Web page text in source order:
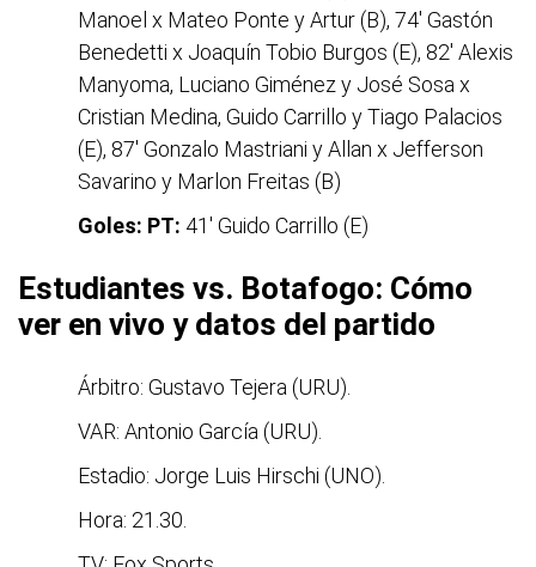
Manoel x Mateo Ponte y Artur (B), 74' Gastón
Benedetti x Joaquín Tobio Burgos (E), 82' Alexis
Manyoma, Luciano Giménez y José Sosa x
Cristian Medina, Guido Carrillo y Tiago Palacios
(E), 87' Gonzalo Mastriani y Allan x Jefferson
Savarino y Marlon Freitas (B)
Goles: PT: 41' Guido Carrillo (E)
Estudiantes vs. Botafogo: Cómo
ver en vivo y datos del partido
Árbitro: Gustavo Tejera (URU).
VAR: Antonio García (URU).
Estadio: Jorge Luis Hirschi (UNO).
Hora: 21.30.